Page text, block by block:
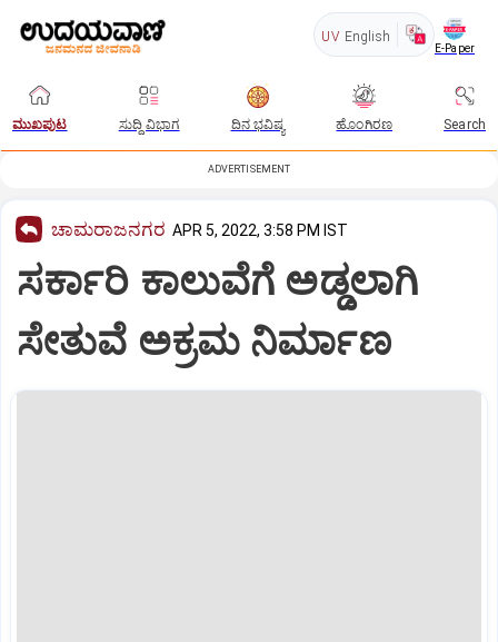
UV English
E-Paper
ಮುಖಪುಟ ಸುದ್ದಿ ವಿಭಾಗ ದಿನ ಭವಿಷ್ಯ ಹೊಂಗಿರಣ Search
ADVERTISEMENT
ಚಾಮರಾಜನಗರ APR 5, 2022, 3:58 PM IST
ಸರ್ಕಾರಿ ಕಾಲುವೆಗೆ ಅಡ್ಡಲಾಗಿ
ಸೇತುವೆ ಅಕ್ರಮ ನಿರ್ಮಾಣ